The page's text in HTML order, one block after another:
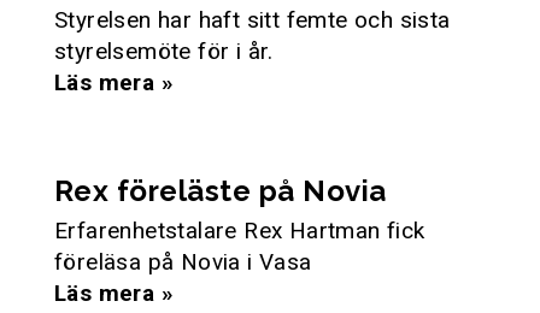
Styrelsen har haft sitt femte och sista
styrelsemöte för i år.
Läs mera »
Rex föreläste på Novia
Erfarenhetstalare Rex Hartman fick
föreläsa på Novia i Vasa
Läs mera »